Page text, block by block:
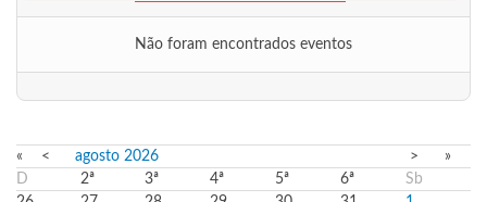
Não foram encontrados eventos
« < agosto 2026 >
»
D
2ª 3ª 4ª 5ª 6ª
Sb